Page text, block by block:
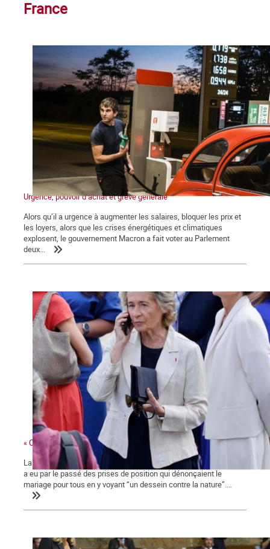
France
Urgence, pouvoir d’achat et grève générale
Alors qu’il a urgence à augmenter les salaires, bloquer les prix et
les loyers, alors que les crises énergétiques et climatiques
explosent, le gouvernement Macron a fait voter au Parlement
deux...
« Ces gens-là »
La ministre des collectivités territoriales, issue des Républicains,
a eu par le passé des prises de position qui dénonçaient le
mariage pour tous en y voyant “un dessein contre la nature”....